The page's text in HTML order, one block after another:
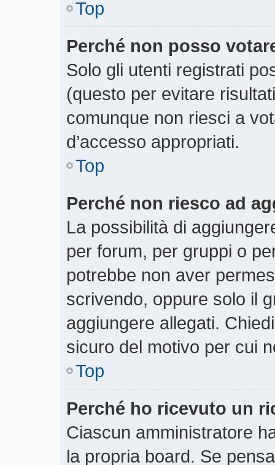
Top
Perché non posso
Solo gli utenti registrati
(questo per evitare
comunque non riesci a
d’accesso appropriati.
Top
Perché non riesco ad
La possibilità di
per forum, per gruppi o
potrebbe non aver
scrivendo, oppure solo il
aggiungere allegati.
sicuro del motivo per cui
Top
Perché ho ricevuto un
Ciascun amministratore
la propria board. Se